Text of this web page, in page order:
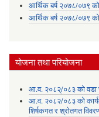
आर्थिक बर्ष २०७८/०७९
आर्थिक बर्ष २०७८/०७९
योजना तथा परियोजना
आ.व. २०८२्/०८३ को वडा
आ.व. २०८२/०८३ को
शिर्षकगत र श्रोतगत